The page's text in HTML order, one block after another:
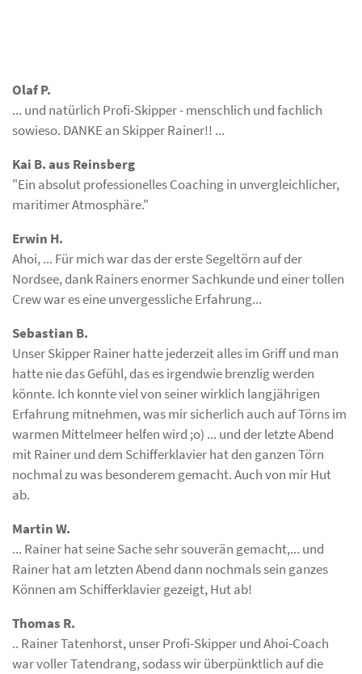
Olaf P.
... und natürlich Profi-Skipper - menschlich und fachlich
sowieso. DANKE an Skipper Rainer!! ...
Kai B. aus Reinsberg
"Ein absolut professionelles Coaching in unvergleichlicher,
maritimer Atmosphäre."
Erwin H.
Ahoi, ... Für mich war das der erste Segeltörn auf der
Nordsee, dank Rainers enormer Sachkunde und einer tollen
Crew war es eine unvergessliche Erfahrung...
Sebastian B.
Unser Skipper Rainer hatte jederzeit alles im Griff und man
hatte nie das Gefühl, das es irgendwie brenzlig werden
könnte. Ich konnte viel von seiner wirklich langjährigen
Erfahrung mitnehmen, was mir sicherlich auch auf Törns im
warmen Mittelmeer helfen wird ;o) ... und der letzte Abend
mit Rainer und dem Schifferklavier hat den ganzen Törn
nochmal zu was besonderem gemacht. Auch von mir Hut
ab.
​Martin W.
... Rainer hat seine Sache sehr souverän gemacht,... und
Rainer hat am letzten Abend dann nochmals sein ganzes
Können am Schifferklavier gezeigt, Hut ab!
Thomas R.
.. Rainer Tatenhorst, unser Profi-Skipper und Ahoi-Coach
war voller Tatendrang, sodass wir überpünktlich auf die